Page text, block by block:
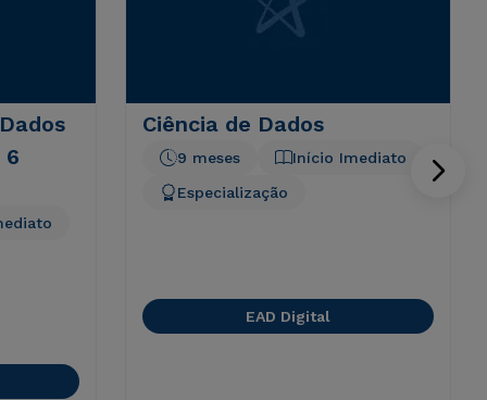
6
Ciência de Dados
Início Imediato
9 meses
Especialização
EAD Digital